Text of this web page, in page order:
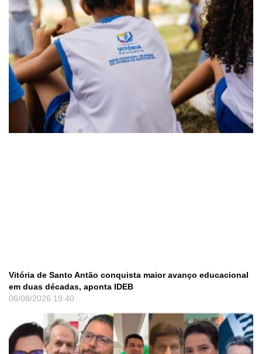
Vitória de Santo Antão conquista maior avanço educacional
em duas décadas, aponta IDEB
06/08/2026 19:40